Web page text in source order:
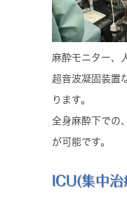
麻酔モニター、
超音波凝固装置
ります。
全身麻酔下での
が可能です。
ICU(集中治